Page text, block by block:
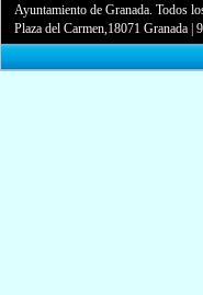
Ayuntamiento de Granada. Todos
Plaza del Carmen,18071 Granada |